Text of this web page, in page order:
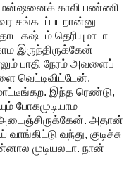
மேன்ஷனைக் காலி பண்ணி
சங்கடப்படறான்னு
கஷ்டம் தெரியுமாடா
இருந்திருக்கேன்
பாதி நேரம் அவளைப்
வெட்டிவிட்டேன்.
மாட்டீங்கற. இந்த ரெண்டு,
போகமுடியாம
அடைஞ்சிருக்கேன். அதான்
வந்து, குடிச்சு
முடியலடா. நான்